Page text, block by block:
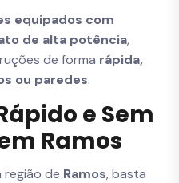
equipados com
de alta potência,
de forma rápida,
ou paredes.
e Sem
Ramos
região de Ramos, basta